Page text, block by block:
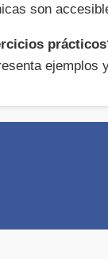
son
ejemplos